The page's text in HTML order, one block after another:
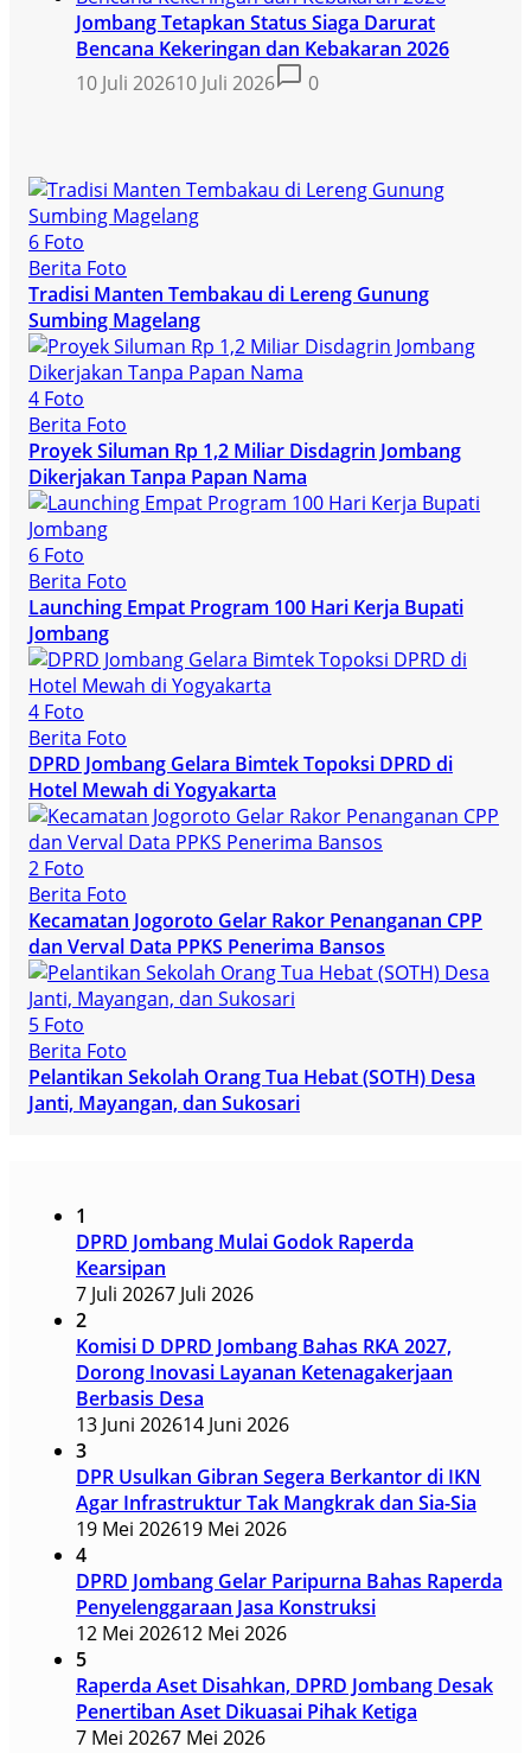
Jombang Tetapkan Status Siaga Darurat
Bencana Kekeringan dan Kebakaran 2026
10 Juli 202610 Juli 2026 0
6 Foto
Berita Foto
Tradisi Manten Tembakau di Lereng Gunung
Sumbing Magelang
4 Foto
Berita Foto
Proyek Siluman Rp 1,2 Miliar Disdagrin Jombang
Dikerjakan Tanpa Papan Nama
6 Foto
Berita Foto
Launching Empat Program 100 Hari Kerja Bupati
Jombang
4 Foto
Berita Foto
DPRD Jombang Gelara Bimtek Topoksi DPRD di
Hotel Mewah di Yogyakarta
2 Foto
Berita Foto
Kecamatan Jogoroto Gelar Rakor Penanganan CPP
dan Verval Data PPKS Penerima Bansos
5 Foto
Berita Foto
Pelantikan Sekolah Orang Tua Hebat (SOTH) Desa
Janti, Mayangan, dan Sukosari
1
DPRD Jombang Mulai Godok Raperda
Kearsipan
7 Juli 20267 Juli 2026
2
Komisi D DPRD Jombang Bahas RKA 2027,
Dorong Inovasi Layanan Ketenagakerjaan
Berbasis Desa
13 Juni 202614 Juni 2026
3
DPR Usulkan Gibran Segera Berkantor di IKN
Agar Infrastruktur Tak Mangkrak dan Sia-Sia
19 Mei 202619 Mei 2026
4
DPRD Jombang Gelar Paripurna Bahas Raperda
Penyelenggaraan Jasa Konstruksi
12 Mei 202612 Mei 2026
5
Raperda Aset Disahkan, DPRD Jombang Desak
Penertiban Aset Dikuasai Pihak Ketiga
7 Mei 20267 Mei 2026